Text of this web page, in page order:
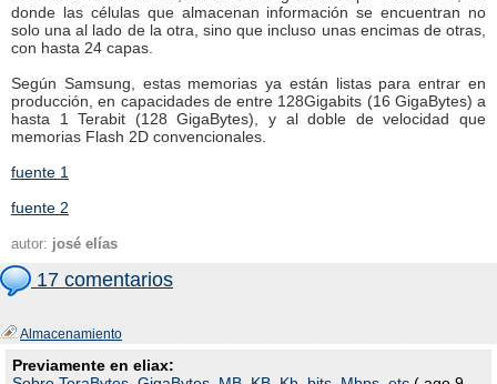
donde las células que almacenan información se encuentran no
solo una al lado de la otra, sino que incluso unas encimas de otras,
con hasta 24 capas.
Según Samsung, estas memorias ya están listas para entrar en
producción, en capacidades de entre 128Gigabits (16 GigaBytes) a
hasta 1 Terabit (128 GigaBytes), y al doble de velocidad que
memorias Flash 2D convencionales.
fuente 1
fuente 2
autor: josé elías
17 comentarios
Almacenamiento
Previamente en eliax: